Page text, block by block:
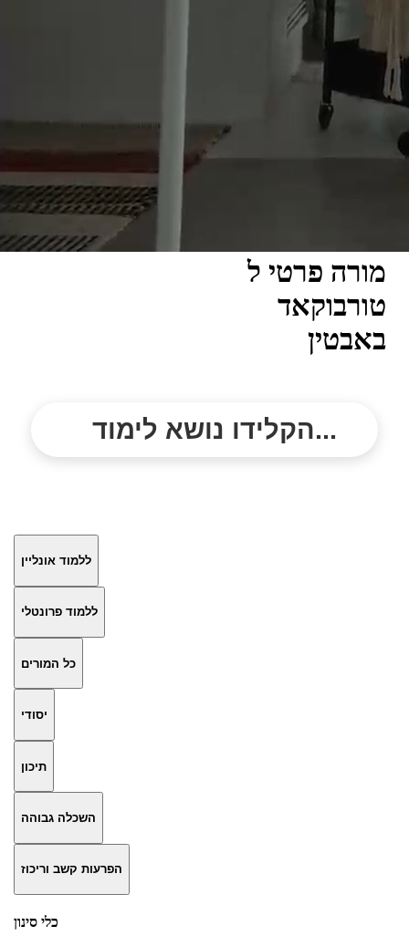
מורה פרטי ל
טורבוקאד
באבטין
הקלידו נושא לימוד...
ללמוד אונליין
ללמוד פרונטלי
כל המורים
יסודי
תיכון
השכלה גבוהה
הפרעות קשב וריכוז
כלי סינון